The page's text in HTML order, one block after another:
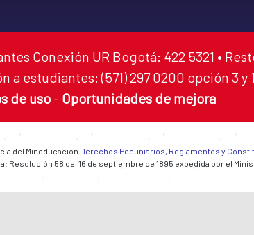
Conexión UR Bogotá: 422 5321 •
a estudiantes: (571) 297 0200 opción 3 y
de uso - Oportunidades de mejora
del Mineducación Derechos Pecuniarios, Reglamentos y
Resolución 58 del 16 de septiembre de 1895 expedida por el